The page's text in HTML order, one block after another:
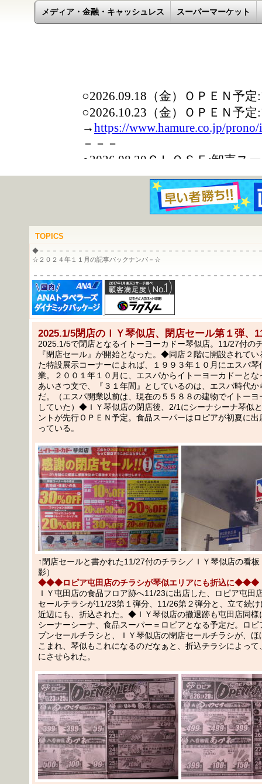
メディア・金融・キャッシュレス スーパーマーケット
TOPICS
◆－－－－－－－－－－－－－－－－－－－－－－－－－－－－－－－－－－
☆２０２４年１１月の記事バックナンバ－☆
－－－－－－－－－－－－－－－－－－－－－－－－－－－－－－－－－－－
2025.1/5閉店のＩＹ琴似店、閉店セール第１弾、
2025.1/5で閉店となるイトーヨーカドー琴似店。11/27付の
『閉店セール』が開始となった。◆同店２階に開設されて
た特設展示コーナーによれば、１９９３年１０月にエスパ琴
業。２００１年１０月に、エスパからイトーヨーカドーと
あいさつ文で、『３１年間』としているのは、エスパ時代か
だ。（エスパ開業以前は、現在の５５８８の建物でイトーヨ
していた）◆ＩＹ琴似店の閉店後、2/1にシーナシーナ琴似
ントが先行ＯＰＥＮ予定。食品スーパーはロピアが初夏に
っている。
↑閉店セールと書かれた11/27付のチラシ／ＩＹ琴似店の看
影）
◆◆◆ロピア屯田店のチラシが琴似エリアにも折込に◆◆◆
ＩＹ屯田店の食品フロア跡へ11/23に出店した、ロピア屯田
セールチラシが11/23第１弾分、11/26第２弾分と、立て続
近辺にも、折込された。◆ＩＹ琴似店の撤退跡も屯田店同様
シーナーシーナ、食品スーパー＝ロピアとなる予定だ。ロピ
プンセールチラシと、ＩＹ琴似店の閉店セールチラシが、ほ
こまれ、琴似もこれになるのだなぁと、折込チラシによっ
にさせられた。